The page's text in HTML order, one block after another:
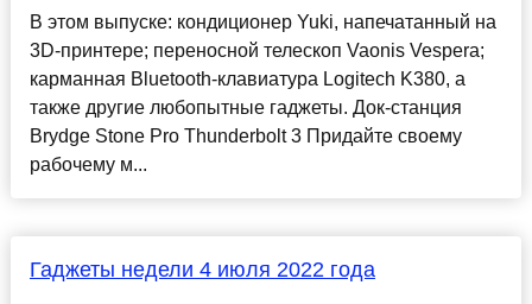
В этом выпуске: кондиционер Yuki, напечатанный на
3D-принтере; переносной телескоп Vaonis Vespera;
карманная Bluetooth-клавиатура Logitech K380, а
также другие любопытные гаджеты. Док-станция
Brydge Stone Pro Thunderbolt 3 Придайте своему
рабочему м...
Гаджеты недели 4 июля 2022 года